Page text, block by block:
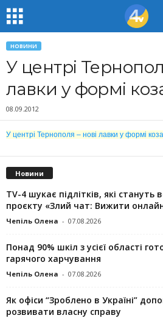
НОВИНИ
У центрі
лавки у формі
08.09.2012
У центрі Тернополя – нові лавки у формі
Новини
TV-4 шукає підлітків, які стануть
проєкту «Злий чат: Вижити
Чепіль Олена - 07.08.2026
Понад 90% шкіл з усієї області
гарячого харчування
Чепіль Олена - 07.08.2026
Як офіси “Зроблено в Україні”
розвивати власну справу